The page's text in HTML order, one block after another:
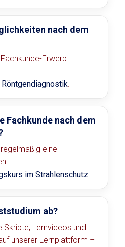
nach dem
Erwerb
Fachkunde nach dem
eine
im Strahlenschutz
ab?
Skripte, Lernvideos und
unserer Lernplattform –